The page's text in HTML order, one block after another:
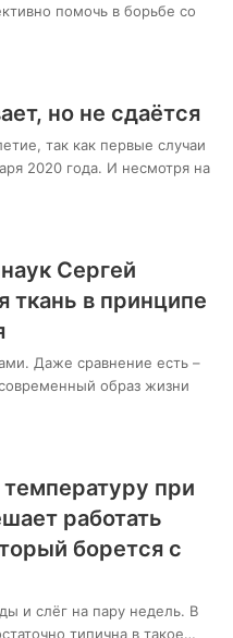
помочь в борьбе со
но не сдаётся
так как первые случаи
2020 года. И несмотря на
Сергей
ткань в принципе
Даже сравнение есть –
образ жизни
при
работать
борется с
и слёг на пару недель. В
типична в такое…